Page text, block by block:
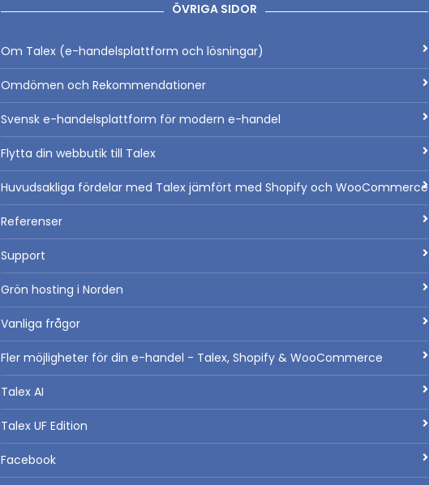
ÖVRIGA SIDOR
Om Talex (e-handelsplattform och lösningar)
Omdömen och Rekommendationer
Svensk e-handelsplattform för modern e-handel
Flytta din webbutik till Talex
Huvudsakliga fördelar med Talex jämfört med Shopify och WooCommerce
Referenser
Support
Grön hosting i Norden
Vanliga frågor
Fler möjligheter för din e-handel - Talex, Shopify & WooCommerce
Talex AI
Talex UF Edition
Facebook